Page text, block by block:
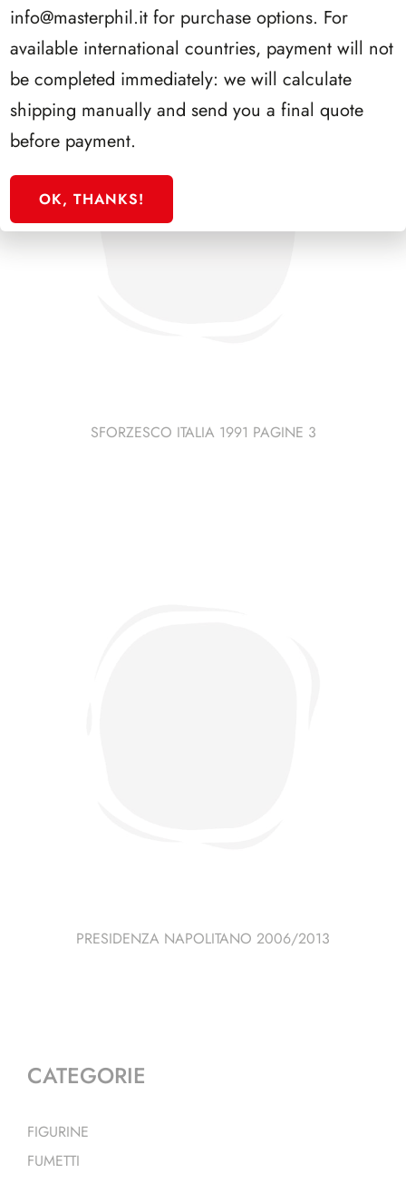
SFORZESCO ITALIA 1991 PAGINE 3
PRESIDENZA NAPOLITANO 2006/2013
CATEGORIE
FIGURINE
FUMETTI
info@masterphil.it for purchase options. For
available international countries, payment will not
be completed immediately: we will calculate
shipping manually and send you a final quote
before payment.
OK, THANKS!